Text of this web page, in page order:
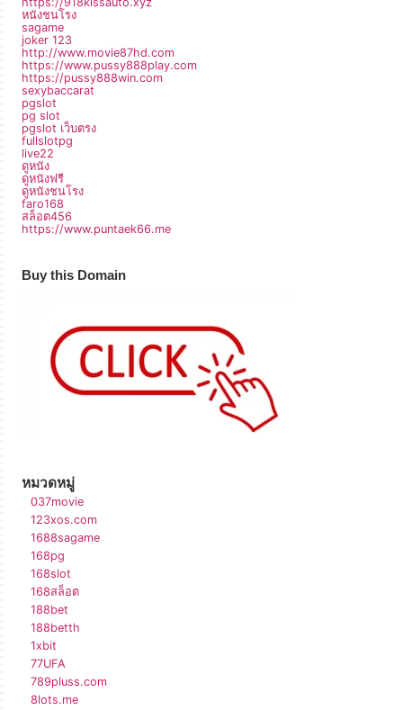
หนังชนโรง
sagame
joker 123
http://www.movie87hd.com
https://www.pussy888play.com
https://pussy888win.com
sexybaccarat
pgslot
pg slot
pgslot เว็บตรง
fullslotpg
live22
ดูหนัง
ดูหนังฟรี
ดูหนังชนโรง
faro168
สล็อต456
https://www.puntaek66.me
Buy this Domain
หมวดหมู่
037movie
123xos.com
1688sagame
168pg
168slot
168สล็อต
188bet
188betth
1xbit
77UFA
789pluss.com
8lots.me